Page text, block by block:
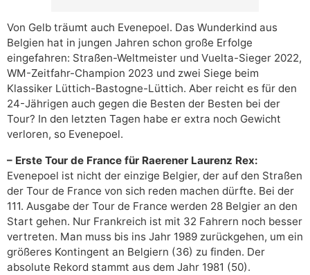
Von Gelb träumt auch Evenepoel. Das Wunderkind aus
Belgien hat in jungen Jahren schon große Erfolge
eingefahren: Straßen-Weltmeister und Vuelta-Sieger 2022,
WM-Zeitfahr-Champion 2023 und zwei Siege beim
Klassiker Lüttich-Bastogne-Lüttich. Aber reicht es für den
24-Jährigen auch gegen die Besten der Besten bei der
Tour? In den letzten Tagen habe er extra noch Gewicht
verloren, so Evenepoel.
– Erste Tour de France für Raerener Laurenz Rex:
Evenepoel ist nicht der einzige Belgier, der auf den Straßen
der Tour de France von sich reden machen dürfte. Bei der
111. Ausgabe der Tour de France werden 28 Belgier an den
Start gehen. Nur Frankreich ist mit 32 Fahrern noch besser
vertreten. Man muss bis ins Jahr 1989 zurückgehen, um ein
größeres Kontingent an Belgiern (36) zu finden. Der
absolute Rekord stammt aus dem Jahr 1981 (50).